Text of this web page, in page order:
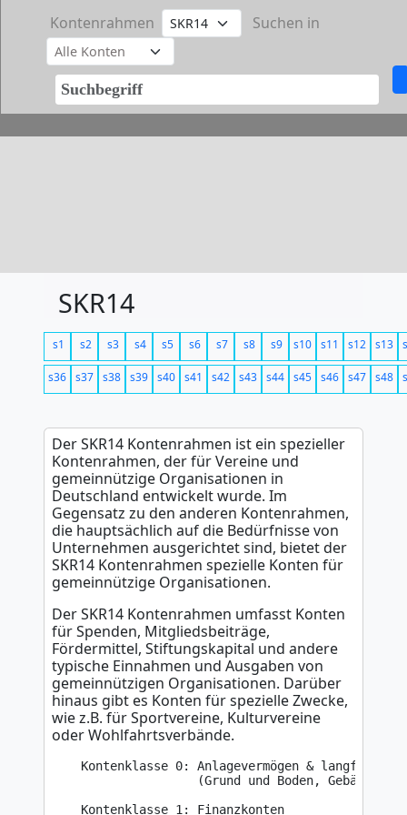
Kontenrahmen Suchen in
SKR14
s1 s2 s3 s4 s5 s6 s7 s8 s9 s10 s11 s12 s13
s36 s37 s38 s39 s40 s41 s42 s43 s44 s45 s46 s47 s48
Der SKR14 Kontenrahmen ist ein spezieller
Kontenrahmen, der für Vereine und
gemeinnützige Organisationen in
Deutschland entwickelt wurde. Im
Gegensatz zu den anderen Kontenrahmen,
die hauptsächlich auf die Bedürfnisse von
Unternehmen ausgerichtet sind, bietet der
SKR14 Kontenrahmen spezielle Konten für
gemeinnützige Organisationen.
Der SKR14 Kontenrahmen umfasst Konten
für Spenden, Mitgliedsbeiträge,
Fördermittel, Stiftungskapital und andere
typische Einnahmen und Ausgaben von
gemeinnützigen Organisationen. Darüber
hinaus gibt es Konten für spezielle Zwecke,
wie z.B. für Sportvereine, Kulturvereine
oder Wohlfahrtsverbände.
Kontenklasse 0: Anlagevermögen &
(Grund und Boden, Gebäude,
    Kontenklasse 1: Finanzkonten